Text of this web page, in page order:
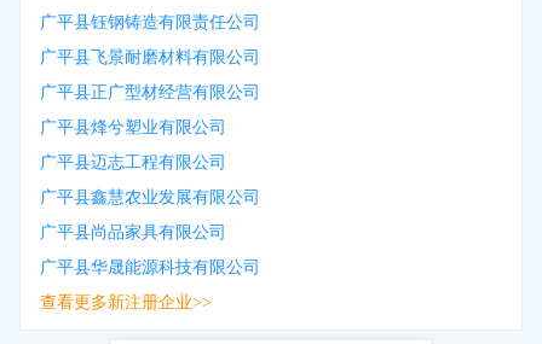
广平县钰钢铸造有限责任公司
广平县飞景耐磨材料有限公司
广平县正广型材经营有限公司
广平县烽兮塑业有限公司
广平县迈志工程有限公司
广平县鑫慧农业发展有限公司
广平县尚品家具有限公司
广平县华晟能源科技有限公司
查看更多新注册企业>>